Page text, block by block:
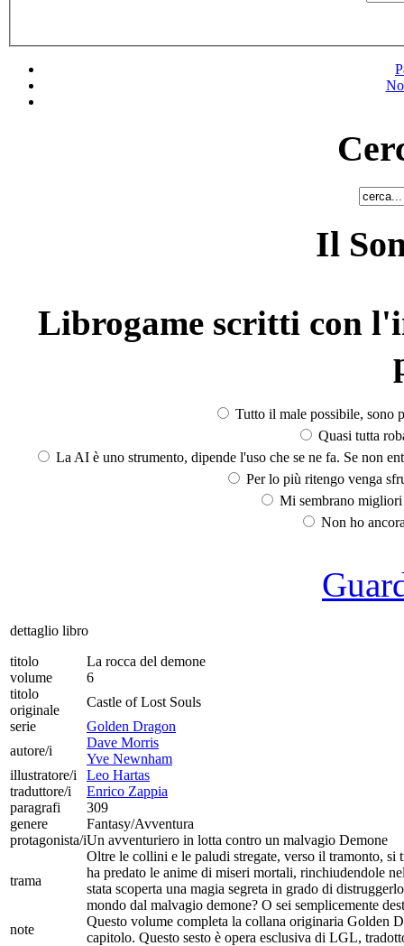
Il
Librogame scritti con
Tutto il male possibile, sono
Quasi tutta
La AI è uno strumento, dipende l'uso che se ne fa. Se non
Per lo più ritengo venga
Mi sembrano
Non ho
dettaglio libro
titolo
La rocca del demone
volume
6
titolo
originale
Castle of Lost Souls
serie
Golden Dragon
autore/i
Dave Morris
Yve Newnham
illustratore/i
Leo Hartas
traduttore/i
Enrico Zappia
paragrafi
309
genere
Fantasy/Avventura
protagonista/iUn avventuriero in lotta contro un malvagio Demone
trama
Oltre le collini e le paludi stregate, verso il tramonto, si
ha predato le anime di miseri mortali, rinchiudendole
stata scoperta una magia segreta in grado di
mondo dal malvagio demone? O sei semplicemente
note
Questo volume completa la collana originaria Golden
capitolo. Questo sesto è opera esclusiva di LGL,